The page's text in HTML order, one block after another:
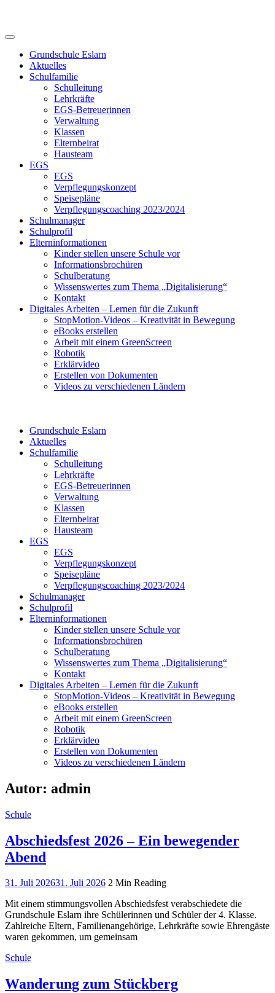
Grundschule Eslarn
Aktuelles
Schulfamilie
Schulleitung
Lehrkräfte
EGS-Betreuerinnen
Verwaltung
Klassen
Elternbeirat
Hausteam
EGS
EGS
Verpflegungskonzept
Speisepläne
Verpflegungscoaching 2023/2024
Schulmanager
Schulprofil
Elterninformationen
Kinder stellen unsere Schule vor
Informationsbrochüren
Schulberatung
Wissenswertes zum Thema „Digitalisierung“
Kontakt
Digitales Arbeiten – Lernen für die Zukunft
StopMotion-Videos – Kreativität in Bewegung
eBooks erstellen
Arbeit mit einem GreenScreen
Robotik
Erklärvideo
Erstellen von Dokumenten
Videos zu verschiedenen Ländern
Grundschule Eslarn
Aktuelles
Schulfamilie
Schulleitung
Lehrkräfte
EGS-Betreuerinnen
Verwaltung
Klassen
Elternbeirat
Hausteam
EGS
EGS
Verpflegungskonzept
Speisepläne
Verpflegungscoaching 2023/2024
Schulmanager
Schulprofil
Elterninformationen
Kinder stellen unsere Schule vor
Informationsbrochüren
Schulberatung
Wissenswertes zum Thema „Digitalisierung“
Kontakt
Digitales Arbeiten – Lernen für die Zukunft
StopMotion-Videos – Kreativität in Bewegung
eBooks erstellen
Arbeit mit einem GreenScreen
Robotik
Erklärvideo
Erstellen von Dokumenten
Videos zu verschiedenen Ländern
Autor: admin
Schule
Abschiedsfest 2026 – Ein bewegender
Abend
31. Juli 202631. Juli 2026 2 Min Reading
Mit einem stimmungsvollen Abschiedsfest verabschiedete die
Grundschule Eslarn ihre Schülerinnen und Schüler der 4. Klasse.
Zahlreiche Eltern, Familienangehörige, Lehrkräfte sowie Ehrengäste
waren gekommen, um gemeinsam
Schule
Wanderung zum Stückberg